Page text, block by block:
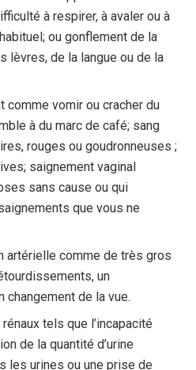
à respirer, à avaler ou à
ou gonflement de la
lèvres, de la langue ou de la
comme vomir ou cracher du
à du marc de café; sang
rouges ou goudronneuses ;
saignement vaginal
sans cause ou qui
que vous ne
artérielle comme de très gros
un
changement de la vue.
tels que l’incapacité
de la quantité d’urine
les urines ou une prise de